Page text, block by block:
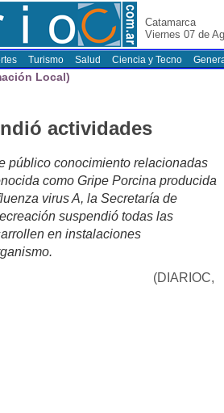
Catamarca
Viernes 07 de
Turismo Salud Ciencia y Tecno
Local)
actividades
público conocimiento relacionadas
como Gripe Porcina producida
virus A, la Secretaría de
suspendió todas las
en instalaciones
(DIARIOC,